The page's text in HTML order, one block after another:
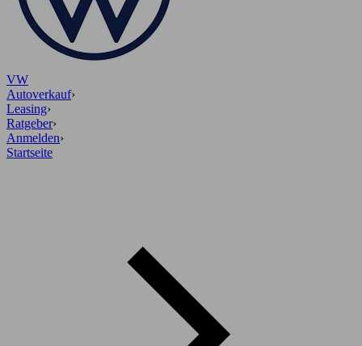
VW
Autoverkauf›
Leasing›
Ratgeber›
Anmelden›
Startseite